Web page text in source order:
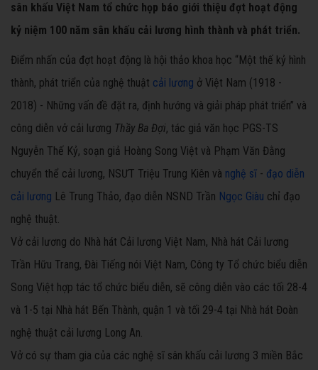
sân khấu Việt Nam tổ chức họp báo giới thiệu đợt hoạt động
kỷ niệm 100 năm sân khấu cải lương hình thành và phát triển.
Điểm nhấn của đợt hoạt động là hội thảo khoa học “Một thế kỷ hình
thành, phát triển của nghệ thuật cải lương ở Việt Nam (1918 -
2018) - Những vấn đề đặt ra, định hướng và giải pháp phát triển” và
công diễn vở cải lương Thầy Ba Đợi, tác giả văn học PGS-TS
Nguyễn Thế Kỷ, soạn giả Hoàng Song Việt và Phạm Văn Đằng
chuyển thể cải lương, NSƯT Triệu Trung Kiên và nghệ sĩ - đạo diễn
cải lương Lê Trung Thảo, đạo diễn NSND Trần Ngọc Giàu chỉ đạo
nghệ thuật.
Vở cải lương do Nhà hát Cải lương Việt Nam, Nhà hát Cải lương
Trần Hữu Trang, Đài Tiếng nói Việt Nam, Công ty Tổ chức biểu diễn
Song Việt hợp tác tổ chức biểu diễn, sẽ công diễn vào các tối 28-4
và 1-5 tại Nhà hát Bến Thành, quận 1 và tối 29-4 tại Nhà hát Đoàn
nghệ thuật cải lương Long An.
Vở có sự tham gia của các nghệ sĩ sân khấu cải lương 3 miền Bắc